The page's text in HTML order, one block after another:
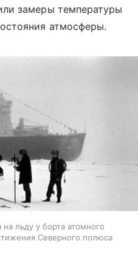
замеры температуры
атмосферы.
льду у борта атомного
Северного полюса